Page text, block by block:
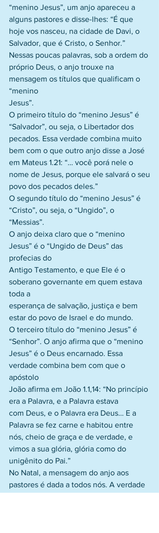
“menino Jesus”, um anjo apareceu a
alguns pastores e disse-lhes: “É que
hoje vos nasceu, na cidade de Davi, o
Salvador, que é Cristo, o Senhor.”
Nessas poucas palavras, sob a ordem do
próprio Deus, o anjo trouxe na
mensagem os títulos que qualificam o
“menino
Jesus”.
O primeiro título do “menino Jesus” é
“Salvador”, ou seja, o Libertador dos
pecados. Essa verdade combina muito
bem com o que outro anjo disse a José
em Mateus 1.21: “… você porá nele o
nome de Jesus, porque ele salvará o seu
povo dos pecados deles.”
O segundo título do “menino Jesus” é
“Cristo”, ou seja, o “Ungido”, o
“Messias”.
O anjo deixa claro que o “menino
Jesus” é o “Ungido de Deus” das
profecias do
Antigo Testamento, e que Ele é o
soberano governante em quem estava
toda a
esperança de salvação, justiça e bem
estar do povo de Israel e do mundo.
O terceiro título do “menino Jesus” é
“Senhor”. O anjo afirma que o “menino
Jesus” é o Deus encarnado. Essa
verdade combina bem com que o
apóstolo
João afirma em João 1.1,14: “No princípio
era a Palavra, e a Palavra estava
com Deus, e o Palavra era Deus… E a
Palavra se fez carne e habitou entre
nós, cheio de graça e de verdade, e
vimos a sua glória, glória como do
unigênito do Pai.”
No Natal, a mensagem do anjo aos
pastores é dada a todos nós. A verdade